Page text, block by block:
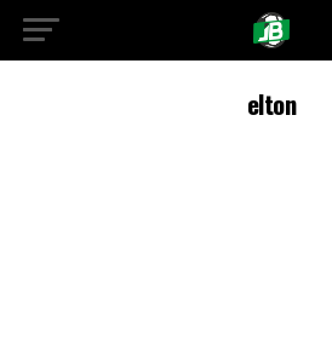
elton